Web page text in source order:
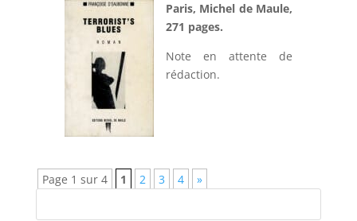
Paris, Michel de Maule,
271 pages.
Note en attente de
rédaction.
Page 1 sur 4 1 2 3 4 »